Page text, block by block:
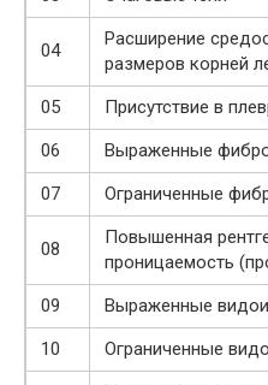
04
Расширение
размеров корней
05
Присутствие в
06
Выраженные
07
Ограниченные
08
Повышенная
проницаемость
09
Выраженные
10
Ограниченные